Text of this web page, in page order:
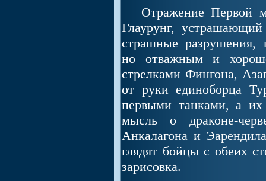
Отражение Первой
Глаурунг,
страшные разрушения,
но отважным и
стрелками Фингона,
от руки единоборца
первыми танками, а их
мысль о драконе-
Анкалагона и
глядят бойцы с обеих
зарисовка.